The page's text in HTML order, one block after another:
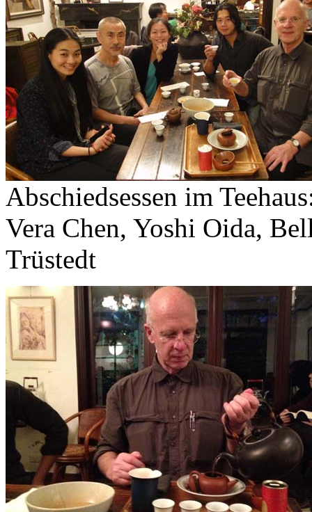
Abschiedsessen im
Vera Chen, Yoshi Oida,
Trüstedt